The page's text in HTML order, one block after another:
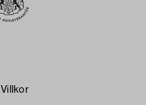
Villkor